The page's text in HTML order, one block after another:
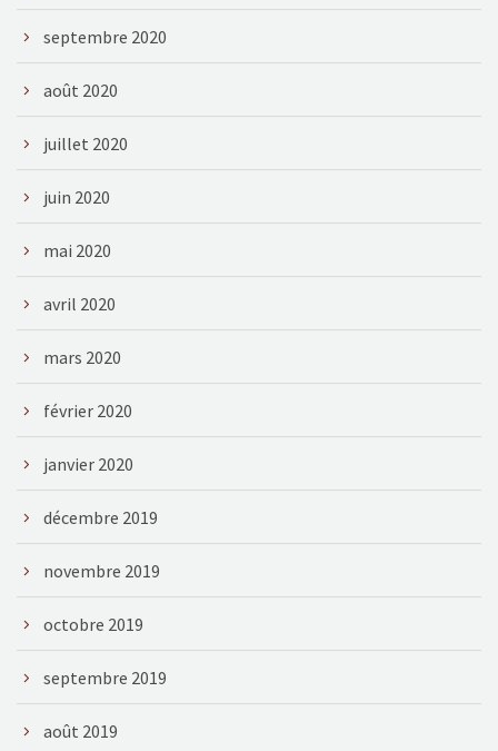
septembre 2020
août 2020
juillet 2020
juin 2020
mai 2020
avril 2020
mars 2020
février 2020
janvier 2020
décembre 2019
novembre 2019
octobre 2019
septembre 2019
août 2019